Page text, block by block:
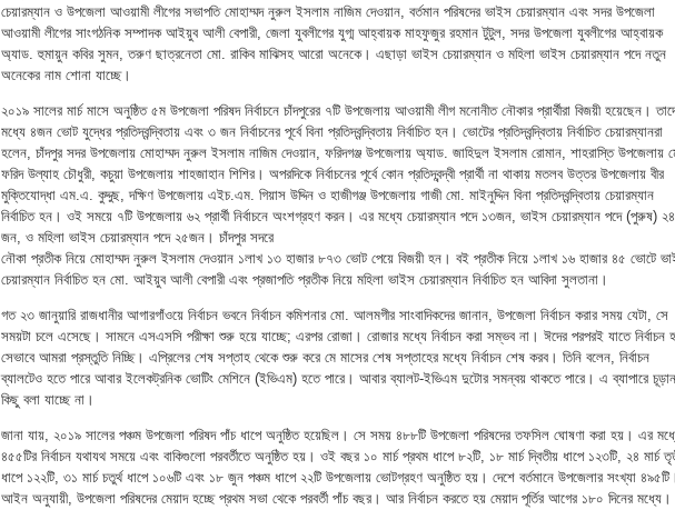
চেয়ারম্যান ও উপজেলা আওয়ামী লীগের সভাপতি মোহাম্মদ নুরুল ইসলাম নাজিম দেওয়ান, বর্তমান পরিষদের ভাইস চেয়ারম্যান এবং সদর উপজেলা
আওয়ামী লীগের সাংগঠনিক সম্পাদক আইয়ুব আলী বেপারী, জেলা যুবলীগের যুগ্ম আহ্বায়ক মাহফুজুর রহমান টুটুল, সদর উপজেলা যুবলীগের আহ্বায়ক
অ্যাড. হুমায়ুন কবির সুমন, তরুণ ছাত্রনেতা মো. রাকিব মাঝিসহ আরো অনেকে। এছাড়া ভাইস চেয়ারম্যান ও মহিলা ভাইস চেয়ারম্যান পদে নতুন
অনেকের নাম শোনা যাচ্ছে।
২০১৯ সালের মার্চ মাসে অনুষ্ঠিত ৫ম উপজেলা পরিষদ নির্বাচনে চাঁদপুরের ৭টি উপজেলায় আওয়ামী লীগ মনোনীত নৌকার প্রার্থীরা বিজয়ী হয়েছেন।
মধ্যে ৪জন ভোট যুদ্ধের প্রতিদ্বন্দ্বিতায় এবং ৩ জন নির্বাচনের পূর্বে বিনা প্রতিদ্বন্দ্বিতায় নির্বাচিত হন। ভোটের প্রতিদ্বন্দ্বিতায় নির্বাচিত চেয়ারম্যানরা
হলেন, চাঁদপুর সদর উপজেলায় মোহাম্মদ নুরুল ইসলাম নাজিম দেওয়ান, ফরিদগঞ্জ উপজেলায় অ্যাড. জাহিদুল ইসলাম রোমান, শাহরাস্তি উপজেলায়
ফরিদ উল্যাহ চৌধুরী, কচুয়া উপজেলায় শাহজাহান শিশির। অপরদিকে নির্বাচনের পূর্বে কোন প্রতিদ্বন্দ্বী প্রার্থী না থাকায় মতলব উত্তর উপজেলায় বীর
মুক্তিযোদ্ধা এম.এ. কুদ্দুছ, দক্ষিণ উপজেলায় এইচ.এম. গিয়াস উদ্দিন ও হাজীগঞ্জ উপজেলায় গাজী মো. মাইনুদ্দিন বিনা প্রতিদ্বন্দ্বিতায় চেয়ারম্যান
নির্বাচিত হন। ওই সময়ে ৭টি উপজেলায় ৬২ প্রার্থী নির্বাচনে অংশগ্রহণ করন। এর মধ্যে চেয়ারম্যান পদে ১৩জন, ভাইস চেয়ারম্যান পদে (পুরুষ) ২৪
জন, ও মহিলা ভাইস চেয়ারম্যান পদে ২৫জন। চাঁদপুর সদরে
নৌকা প্রতীক নিয়ে মোহাম্মদ নুরুল ইসলাম দেওয়ান ১লাখ ১৩ হাজার ৮৭৩ ভোট পেয়ে বিজয়ী হন। বই প্রতীক নিয়ে ১লাখ ১৬ হাজার ৪৫ ভোটে
চেয়ারম্যান নির্বাচিত হন মো. আইয়ুব আলী বেপারী এবং প্রজাপতি প্রতীক নিয়ে মহিলা ভাইস চেয়ারম্যান নির্বাচিত হন আবিদা সুলতানা।
গত ২৩ জানুয়ারি রাজধানীর আগারগাঁওয়ে নির্বাচন ভবনে নির্বাচন কমিশনার মো. আলমগীর সাংবাদিকদের জানান, উপজেলা নির্বাচন করার সময় যেটা, সে
সময়টা চলে এসেছে। সামনে এসএসসি পরীক্ষা শুরু হয়ে যাচ্ছে; এরপর রোজা। রোজার মধ্যে নির্বাচন করা সম্ভব না। ঈদের পরপরই যাতে নির্বাচন
সেভাবে আমরা প্রস্তুতি নিচ্ছি। এপ্রিলের শেষ সপ্তাহ থেকে শুরু করে মে মাসের শেষ সপ্তাহের মধ্যে নির্বাচন শেষ করব। তিনি বলেন, নির্বাচন
ব্যালটেও হতে পারে আবার ইলেকট্রনিক ভোটিং মেশিনে (ইভিএম) হতে পারে। আবার ব্যালট-ইভিএম দুটোর সমন্বয় থাকতে পারে। এ ব্যাপারে
কিছু বলা যাচ্ছে না।
জানা যায়, ২০১৯ সালের পঞ্চম উপজেলা পরিষদ পাঁচ ধাপে অনুষ্ঠিত হয়েছিল। সে সময় ৪৮৮টি উপজেলা পরিষদের তফসিল ঘোষণা করা হয়। এর
৪৫৫টির নির্বাচন যথাযথ সময়ে এবং বাকিগুলো পরবর্তীতে অনুষ্ঠিত হয়। ওই বছর ১০ মার্চ প্রথম ধাপে ৮২টি, ১৮ মার্চ দ্বিতীয় ধাপে ১২৩টি, ২৪ মার্চ
ধাপে ১২২টি, ৩১ মার্চ চতুর্থ ধাপে ১০৬টি এবং ১৮ জুন পঞ্চম ধাপে ২২টি উপজেলায় ভোটগ্রহণ অনুষ্ঠিত হয়। দেশে বর্তমানে উপজেলার সংখ্যা
আইন অনুযায়ী, উপজেলা পরিষদের মেয়াদ হচ্ছে প্রথম সভা থেকে পরবর্তী পাঁচ বছর। আর নির্বাচন করতে হয় মেয়াদ পূর্তির আগের ১৮০ দিনের মধ্যে।